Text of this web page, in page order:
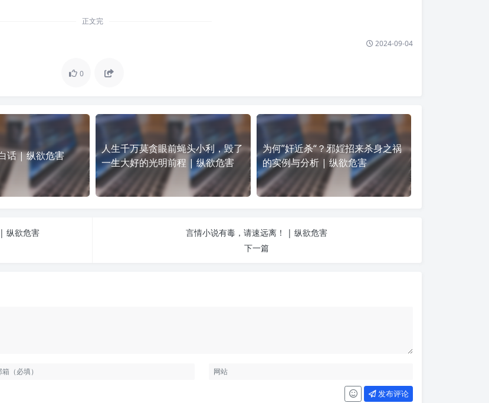
正文完
2024-09-04
0
话 | 纵欲危害
人生千万莫贪眼前蝇头小利，毁了
一生大好的光明前程 | 纵欲危害
为何”奸近杀“？邪婬招来杀身之祸
的实例与分析 | 纵欲危害
纵欲危害
言情小说有毒，请速远离！ | 纵欲危害
下一篇
发布评论